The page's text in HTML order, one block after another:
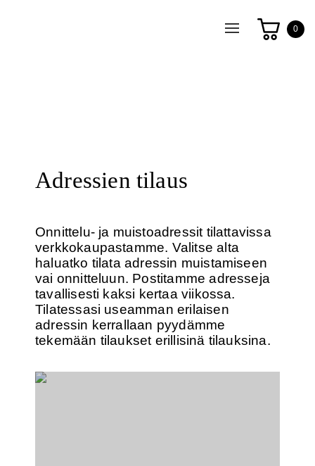
Toggle
0
Adressien tilaus
Onnittelu- ja muistoadressit tilattavissa
verkkokaupastamme. Valitse alta
haluatko tilata adressin muistamiseen
vai onnitteluun. Postitamme adresseja
tavallisesti kaksi kertaa viikossa.
Tilatessasi useamman erilaisen
adressin kerrallaan pyydämme
tekemään tilaukset erillisinä tilauksina.